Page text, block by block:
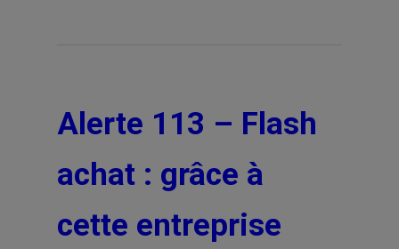
Alerte 113 – Flash
achat : grâce à
cette entreprise